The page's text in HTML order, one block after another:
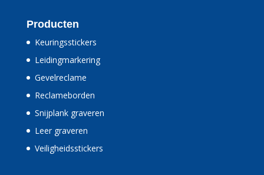
Producten
Keuringsstickers
Leidingmarkering
Gevelreclame
Reclameborden
Snijplank graveren
Leer graveren
Veiligheidsstickers